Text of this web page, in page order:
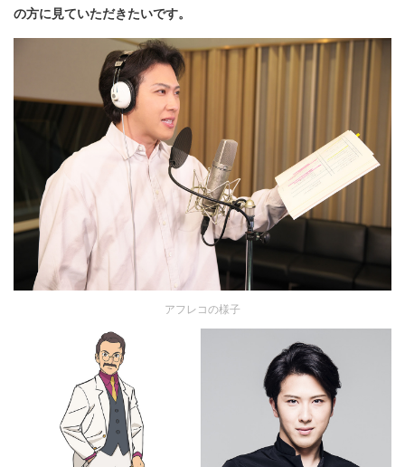
の方に見ていただきたいです。
アフレコの様子